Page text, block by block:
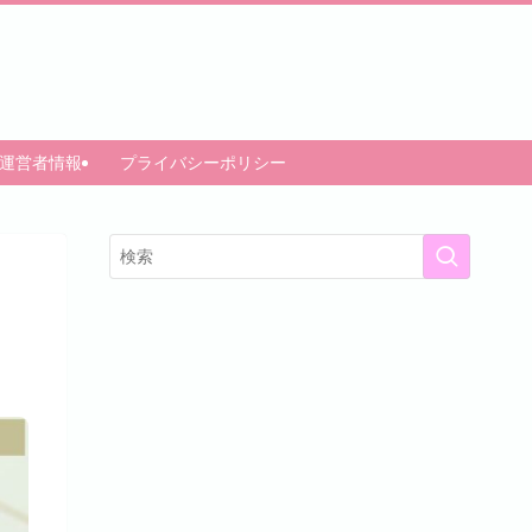
運営者情報 プライバシーポリシー